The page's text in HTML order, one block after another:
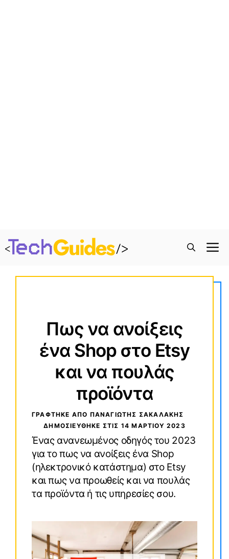
Πως να ανοίξεις
ένα Shop στο Etsy
και να πουλάς
προϊόντα
ΓΡΑΦΤΗΚΕ ΑΠΟ ΠΑΝΑΓΙΏΤΗΣ ΣΑΚΑΛΆΚΗΣ
ΔΗΜΟΣΙΕΥΘΗΚΕ ΣΤΙΣ 14 ΜΑΡΤΊΟΥ 2023
Ένας ανανεωμένος οδηγός του 2023
για το πως να ανοίξεις ένα Shop
(ηλεκτρονικό κατάστημα) στο Etsy
και πως να προωθείς και να πουλάς
τα προϊόντα ή τις υπηρεσίες σου.